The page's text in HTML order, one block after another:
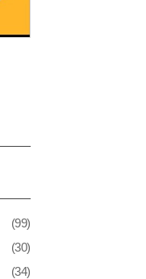
(99)
(30)
(34)